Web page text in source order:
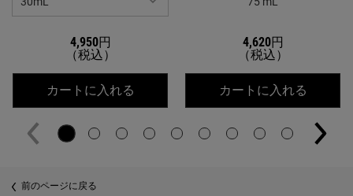
4,950円
（税込）
カートに入れる キールズ ＤＳ ＵＶディフェンス アド
4,620円
（税込）
カートに入れる
前のページに戻る